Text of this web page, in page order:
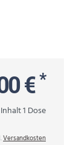
€*
Inhalt1 Dose
Versandkosten